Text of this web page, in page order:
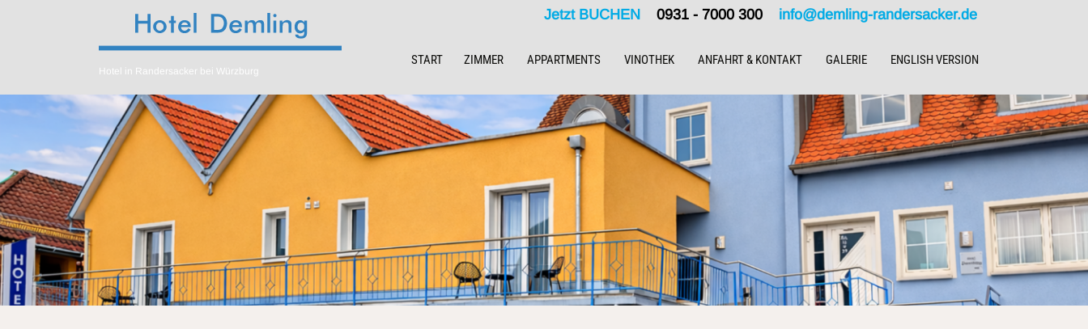
Hotel in Randersacker bei Würzburg
Jetzt BUCHEN0931 - 7000 300 info@demling-randersacker.de
START ZIMMER APPARTMENTS VINOTHEK ANFAHRT & KONTAKT GALERIE ENGLISH VERSION